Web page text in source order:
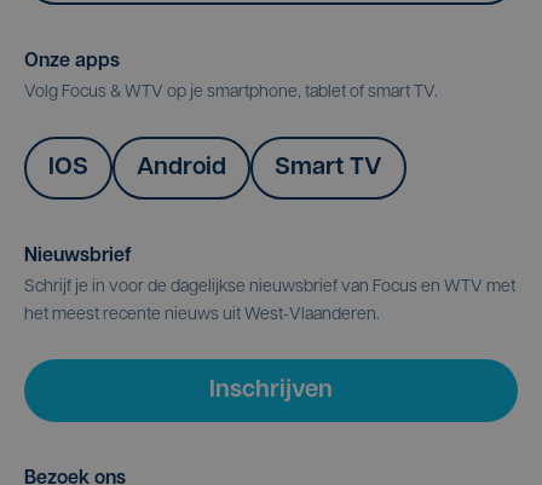
Onze apps
Volg Focus & WTV op je smartphone, tablet of smart TV.
IOS Android Smart TV
Nieuwsbrief
Schrijf je in voor de dagelijkse nieuwsbrief van Focus en WTV met
het meest recente nieuws uit West-Vlaanderen.
Inschrijven
Bezoek ons